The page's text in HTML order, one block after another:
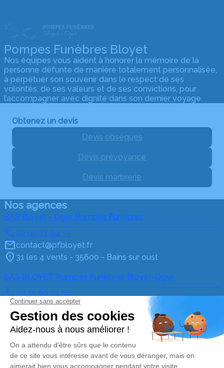
Pompes Funèbres Bloyet
Nos équipes vous aident à honorer la mémoire de la
personne défunte de manière totalement personnalisée,
à perpétuer son souvenir dans le respect de ses
volontés, de ses valeurs et de ses convictions, pour
l’accompagner avec dignité dans son dernier voyage.
Obtenez un devis
Devis obsèques
Devis prévoyance
Devis marbrerie
Nos agences
SAS Bloyet - Oger Pompes Funèbres
02 99 71 94 55
contact@pfbloyet.fr
31 les 4 vents - 35600 - Bains sur oust
SAS BLOYET Pompes Funèbres Bloyet-Oger
02 55 60 01 56
contact@pfbloyet.fr
Route de Vannes - 56350 - Allaire
4.9/5 - 97 avis
Nos Services
Organiser des obsèques
Liens utiles
Avis de décès